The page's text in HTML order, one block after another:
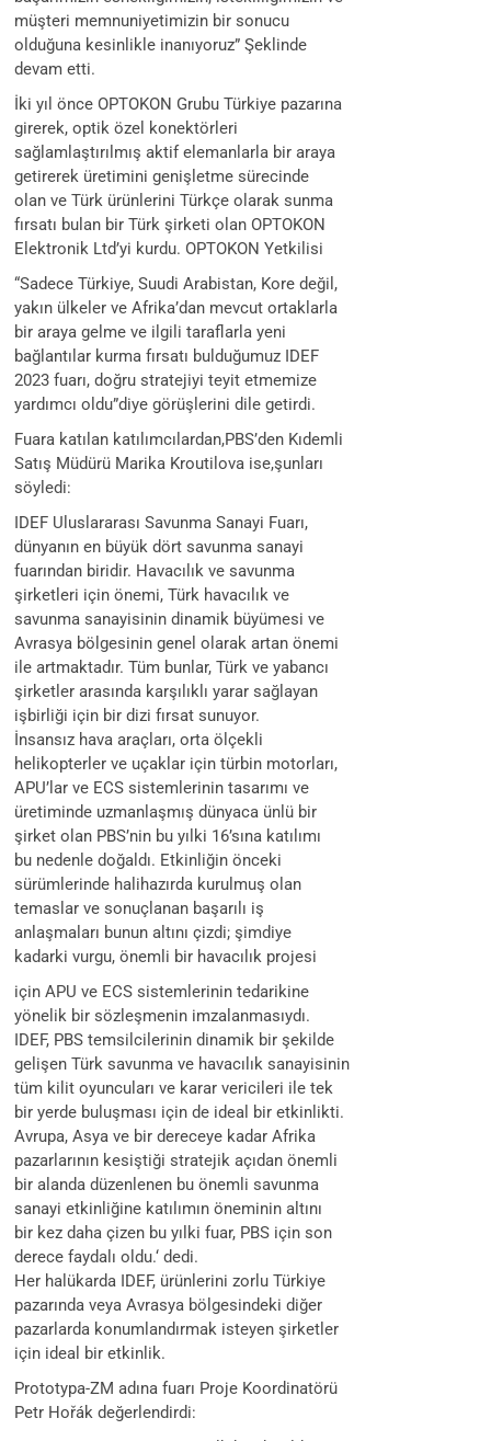
müşteri memnuniyetimizin bir sonucu
olduğuna kesinlikle inanıyoruz” Şeklinde
devam etti.
İki yıl önce OPTOKON Grubu Türkiye pazarına
girerek, optik özel konektörleri
sağlamlaştırılmış aktif elemanlarla bir araya
getirerek üretimini genişletme sürecinde
olan ve Türk ürünlerini Türkçe olarak sunma
fırsatı bulan bir Türk şirketi olan OPTOKON
Elektronik Ltd’yi kurdu. OPTOKON Yetkilisi
“Sadece Türkiye, Suudi Arabistan, Kore değil,
yakın ülkeler ve Afrika’dan mevcut ortaklarla
bir araya gelme ve ilgili taraflarla yeni
bağlantılar kurma fırsatı bulduğumuz IDEF
2023 fuarı, doğru stratejiyi teyit etmemize
yardımcı oldu”diye görüşlerini dile getirdi.
Fuara katılan katılımcılardan,PBS’den Kıdemli
Satış Müdürü Marika Kroutilova ise,şunları
söyledi:
IDEF Uluslararası Savunma Sanayi Fuarı,
dünyanın en büyük dört savunma sanayi
fuarından biridir. Havacılık ve savunma
şirketleri için önemi, Türk havacılık ve
savunma sanayisinin dinamik büyümesi ve
Avrasya bölgesinin genel olarak artan önemi
ile artmaktadır. Tüm bunlar, Türk ve yabancı
şirketler arasında karşılıklı yarar sağlayan
işbirliği için bir dizi fırsat sunuyor.
İnsansız hava araçları, orta ölçekli
helikopterler ve uçaklar için türbin motorları,
APU’lar ve ECS sistemlerinin tasarımı ve
üretiminde uzmanlaşmış dünyaca ünlü bir
şirket olan PBS’nin bu yılki 16’sına katılımı
bu nedenle doğaldı. Etkinliğin önceki
sürümlerinde halihazırda kurulmuş olan
temaslar ve sonuçlanan başarılı iş
anlaşmaları bunun altını çizdi; şimdiye
kadarki vurgu, önemli bir havacılık projesi
için APU ve ECS sistemlerinin tedarikine
yönelik bir sözleşmenin imzalanmasıydı.
IDEF, PBS temsilcilerinin dinamik bir şekilde
gelişen Türk savunma ve havacılık sanayisinin
tüm kilit oyuncuları ve karar vericileri ile tek
bir yerde buluşması için de ideal bir etkinlikti.
Avrupa, Asya ve bir dereceye kadar Afrika
pazarlarının kesiştiği stratejik açıdan önemli
bir alanda düzenlenen bu önemli savunma
sanayi etkinliğine katılımın öneminin altını
bir kez daha çizen bu yılki fuar, PBS için son
derece faydalı oldu.‘ dedi.
Her halükarda IDEF, ürünlerini zorlu Türkiye
pazarında veya Avrasya bölgesindeki diğer
pazarlarda konumlandırmak isteyen şirketler
için ideal bir etkinlik.
Prototypa-ZM adına fuarı Proje Koordinatörü
Petr Hořák değerlendirdi: